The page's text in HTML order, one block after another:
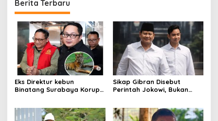
Berita Terbaru
Eks Direktur kebun
Binatang Surabaya Korupsi
tanpa Rasa Bersalah
Sikap Gibran Disebut
Perintah Jokowi, Bukan